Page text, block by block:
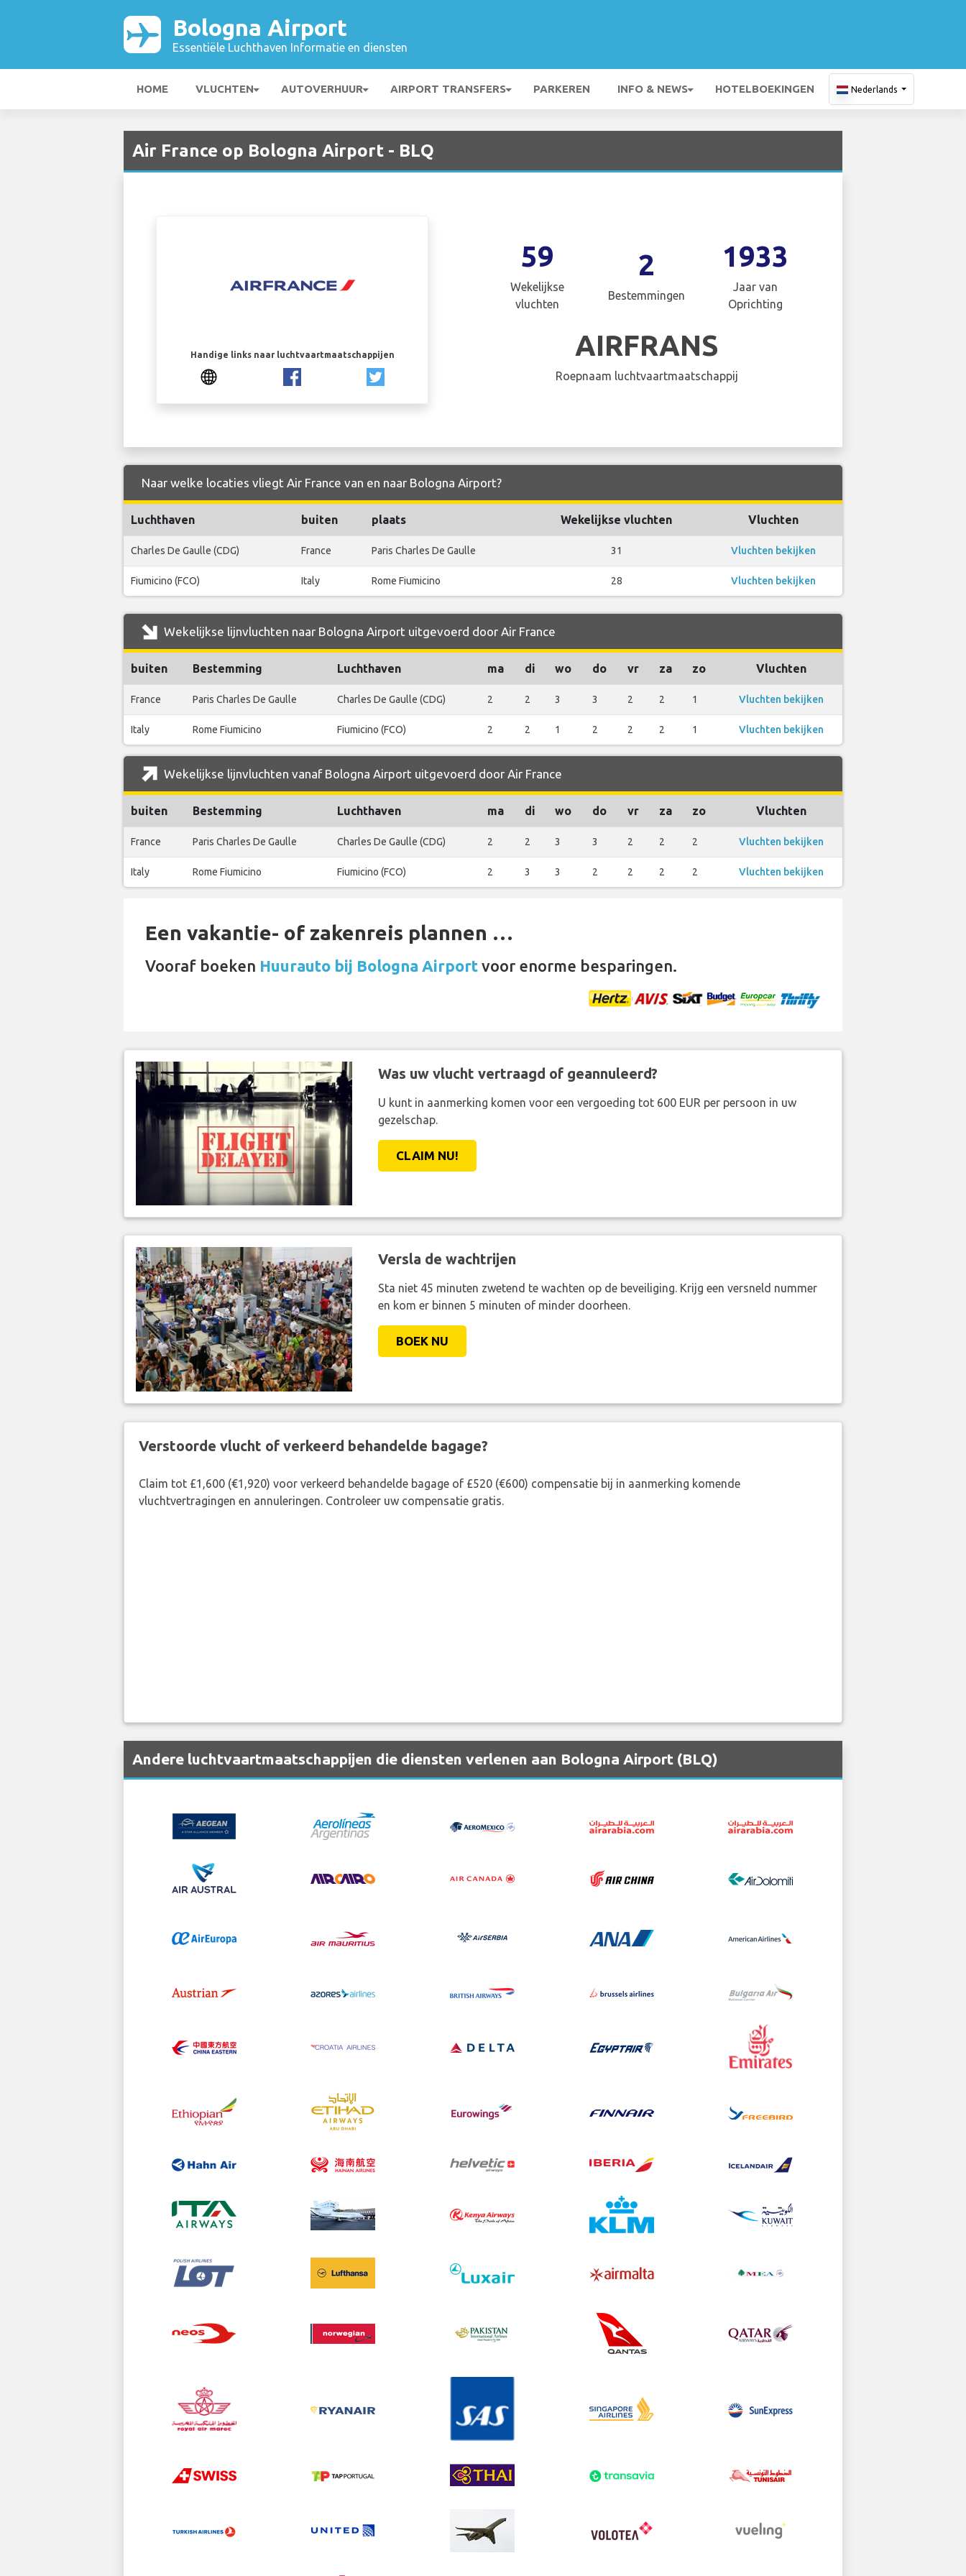
Bologna Airport
Essentiële Luchthaven Informatie en diensten
HOME VLUCHTEN AUTOVERHUUR AIRPORT TRANSFERS PARKEREN INFO & NEWS HOTELBOEKINGEN Nederlands
Air France op Bologna Airport - BLQ
Handige links naar luchtvaartmaatschappijen
59
Wekelijkse
vluchten
2
Bestemmingen
1933
Jaar van
Oprichting
AIRFRANS
Roepnaam luchtvaartmaatschappij
Naar welke locaties vliegt Air France van en naar Bologna Airport?
Luchthaven buiten plaats Wekelijkse vluchten Vluchten
Charles De Gaulle (CDG) France Paris Charles De Gaulle 31 Vluchten bekijken
Fiumicino (FCO) Italy Rome Fiumicino 28 Vluchten bekijken
Wekelijkse lijnvluchten naar Bologna Airport uitgevoerd door Air France
buiten Bestemming Luchthaven ma di wo do vr za zo Vluchten
France Paris Charles De Gaulle Charles De Gaulle (CDG) 2 2 3 3 2 2 1 Vluchten bekijken
Italy Rome Fiumicino Fiumicino (FCO) 2 2 1 2 2 2 1 Vluchten bekijken
Wekelijkse lijnvluchten vanaf Bologna Airport uitgevoerd door Air France
buiten Bestemming Luchthaven ma di wo do vr za zo Vluchten
France Paris Charles De Gaulle Charles De Gaulle (CDG) 2 2 3 3 2 2 2 Vluchten bekijken
Italy Rome Fiumicino Fiumicino (FCO) 2 3 3 2 2 2 2 Vluchten bekijken
Een vakantie- of zakenreis plannen …
Vooraf boeken Huurauto bij Bologna Airport voor enorme besparingen.
Was uw vlucht vertraagd of geannuleerd?
U kunt in aanmerking komen voor een vergoeding tot 600 EUR per persoon in uw
gezelschap.
CLAIM NU!
Versla de wachtrijen
Sta niet 45 minuten zwetend te wachten op de beveiliging. Krijg een versneld nummer
en kom er binnen 5 minuten of minder doorheen.
BOEK NU
Verstoorde vlucht of verkeerd behandelde bagage?
Claim tot £1,600 (€1,920) voor verkeerd behandelde bagage of £520 (€600) compensatie bij in aanmerking komende
vluchtvertragingen en annuleringen. Controleer uw compensatie gratis.
Andere luchtvaartmaatschappijen die diensten verlenen aan Bologna Airport (BLQ)